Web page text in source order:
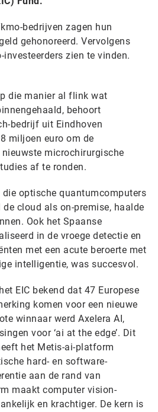
bedrijven zagen hun
gehonoreerd. Vervolgens
zien te vinden.
die manier al flink wat
behoort
bedrijf uit Eindhoven
miljoen euro om de
microchirurgische
af te ronden.
die optische quantumcomputers
cloud als on-premise, haalde
Ook het Spaanse
in de vroege detectie en
met een acute beroerte met
intelligentie, was succesvol.
EIC bekend dat 47 Europese
komen voor een nieuwe
winnaar werd Axelera AI,
voor ‘ai at the edge’. Dit
het Metis-ai-platform
hard- en software-
aan de rand van
maakt computer vision-
en krachtiger. De kern is